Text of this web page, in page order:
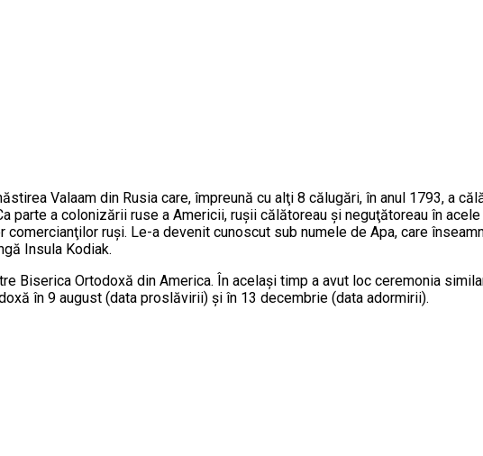
Valaam din Rusia care, împreună cu alţi 8 călugări, în anul 1793, a
parte a colonizării ruse a Americii, ruşii călătoreau şi neguţătoreau în
ruşi. Le-a devenit cunoscut sub numele de Apa, care
Insula Kodiak.
Biserica Ortodoxă din America. În acelaşi timp a avut loc ceremonia
în 9 august (data proslăvirii) şi în 13 decembrie (data adormirii).